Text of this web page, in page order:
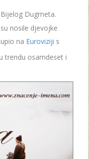
Dugmeta.
nosile djevojke
na Euroviziji s
trendu osamdeset i